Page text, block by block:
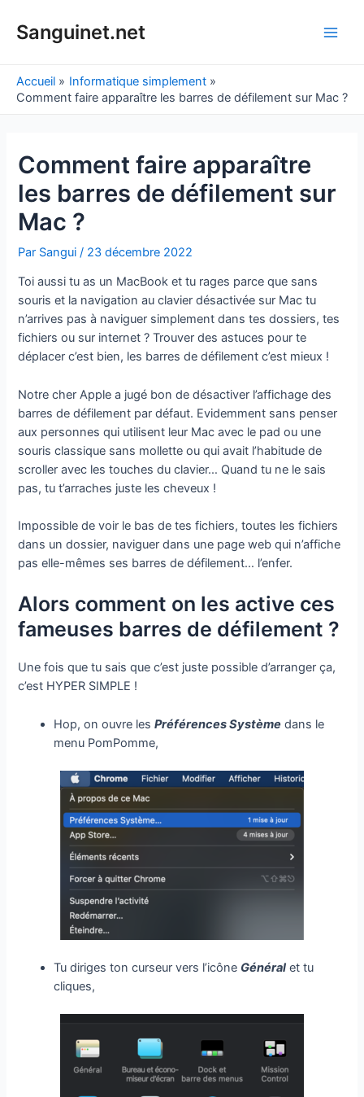
Sanguinet.net
Accueil
Informatique simplement
Comment faire apparaître les barres de défilement sur Mac ?
Comment faire apparaître
les barres de défilement sur
Mac ?
Par Sangui/ 23 décembre 2022
Toi aussi tu as un MacBook et tu rages parce que sans
souris et la navigation au clavier désactivée sur Mac tu
n’arrives pas à naviguer simplement dans tes dossiers, tes
fichiers ou sur internet ? Trouver des astuces pour te
déplacer c’est bien, les barres de défilement c’est mieux !
Notre cher Apple a jugé bon de désactiver l’affichage des
barres de défilement par défaut. Evidemment sans penser
aux personnes qui utilisent leur Mac avec le pad ou une
souris classique sans mollette ou qui avait l’habitude de
scroller avec les touches du clavier… Quand tu ne le sais
pas, tu t’arraches juste les cheveux !
Impossible de voir le bas de tes fichiers, toutes les fichiers
dans un dossier, naviguer dans une page web qui n’affiche
pas elle-mêmes ses barres de défilement… l’enfer.
Alors comment on les active ces
fameuses barres de défilement ?
Une fois que tu sais que c’est juste possible d’arranger ça,
c’est HYPER SIMPLE !
Hop, on ouvre lesPréférences Système dans le
menu PomPomme,
Tu diriges ton curseur vers l’icône Général et tu
cliques,